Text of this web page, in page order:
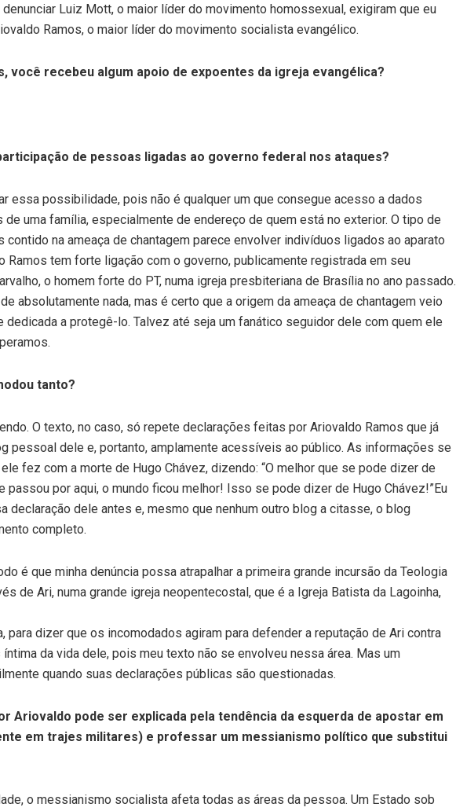
Luiz Mott, o maior líder do movimento homossexual, exigiram que eu
Ramos, o maior líder do movimento socialista evangélico.
você recebeu algum apoio de expoentes da igreja evangélica?
de pessoas ligadas ao governo federal nos ataques?
essa possibilidade, pois não é qualquer um que consegue acesso a dados
uma família, especialmente de endereço de quem está no exterior. O tipo de
contido na ameaça de chantagem parece envolver indivíduos ligados ao aparato
Ramos tem forte ligação com o governo, publicamente registrada em seu
o homem forte do PT, numa igreja presbiteriana de Brasília no ano passado.
absolutamente nada, mas é certo que a origem da ameaça de chantagem veio
dedicada a protegê-lo. Talvez até seja um fanático seguidor dele com quem ele
tanto?
O texto, no caso, só repete declarações feitas por Ariovaldo Ramos que já
pessoal dele e, portanto, amplamente acessíveis ao público. As informações se
fez com a morte de Hugo Chávez, dizendo: “O melhor que se pode dizer de
passou por aqui, o mundo ficou melhor! Isso se pode dizer de Hugo Chávez!”Eu
declaração dele antes e, mesmo que nenhum outro blog a citasse, o blog
completo.
é que minha denúncia possa atrapalhar a primeira grande incursão da Teologia
de Ari, numa grande igreja neopentecostal, que é a Igreja Batista da Lagoinha,
para dizer que os incomodados agiram para defender a reputação de Ari contra
da vida dele, pois meu texto não se envolveu nessa área. Mas um
quando suas declarações públicas são questionadas.
Ariovaldo pode ser explicada pela tendência da esquerda de apostar em
em trajes militares) e professar um messianismo político que substitui
o messianismo socialista afeta todas as áreas da pessoa. Um Estado sob